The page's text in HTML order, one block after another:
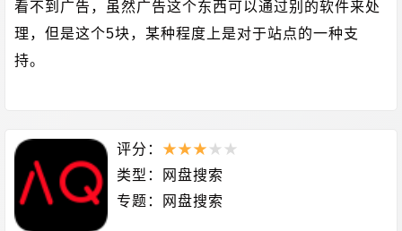
看不到广告，虽然广告这个东西可以通过别的软件来处
理，但是这个5块，某种程度上是对于站点的一种支
持。
评分： ★★★ ★ ★
类型：
网盘搜索
专题：
网盘搜索